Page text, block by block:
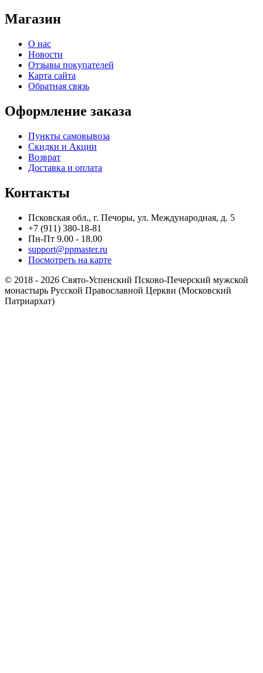
Магазин
О нас
Новости
Отзывы покупателей
Карта сайта
Обратная связь
Оформление заказа
Пункты самовывоза
Скидки и Акции
Возврат
Доставка и оплата
Контакты
Псковская обл., г. Печоры, ул. Международная, д. 5
+7 (911) 380-18-81
Пн-Пт 9.00 - 18.00
support@ppmaster.ru
Посмотреть на карте
© 2018 - 2026 Свято-Успенский Псково-Печерский мужской
монастырь Русской Православной Церкви (Московский
Патриархат)